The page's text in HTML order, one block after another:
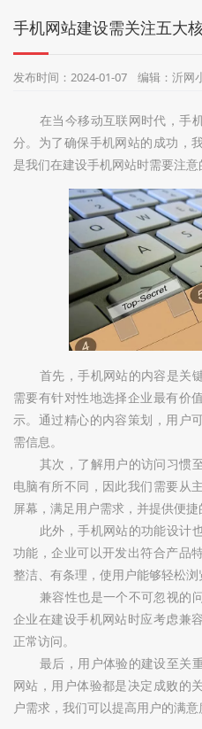
们
手机网站建设需关注五大
发布时间：2024-01-07 编辑：沂
在当今移动互联网时代，手
分。为了确保手机网站的成功，
是我们在建设手机网站时需要注意
首先，手机网站的内容是关
需要有针对性地选择企业最有价
示。通过精心的内容策划，用户
需信息。
其次，了解用户的访问习惯
电脑有所不同，因此我们需要从
屏幕，满足用户需求，并提供便捷
此外，手机网站的功能设计
功能，企业可以开发出符合产品
整洁、有条理，使用户能够轻松浏
兼容性也是一个不可忽视的
企业在建设手机网站时应考虑兼
正常访问。
最后，用户体验的建设至关
网站，用户体验都是决定成败的
户需求，我们可以提高用户的满意